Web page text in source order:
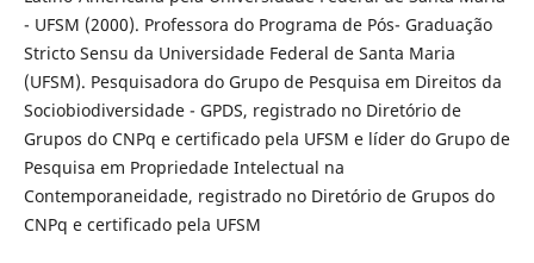
- UFSM (2000). Professora do Programa de Pós- Graduação
Stricto Sensu da Universidade Federal de Santa Maria
(UFSM). Pesquisadora do Grupo de Pesquisa em Direitos da
Sociobiodiversidade - GPDS, registrado no Diretório de
Grupos do CNPq e certificado pela UFSM e líder do Grupo de
Pesquisa em Propriedade Intelectual na
Contemporaneidade, registrado no Diretório de Grupos do
CNPq e certificado pela UFSM